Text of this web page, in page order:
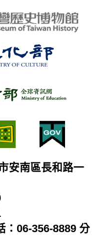
安南區長和路一
：06-356-8889 分